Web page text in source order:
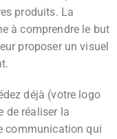
produits. La
à comprendre le but
proposer un visuel
déjà (votre logo
de réaliser la
communication qui